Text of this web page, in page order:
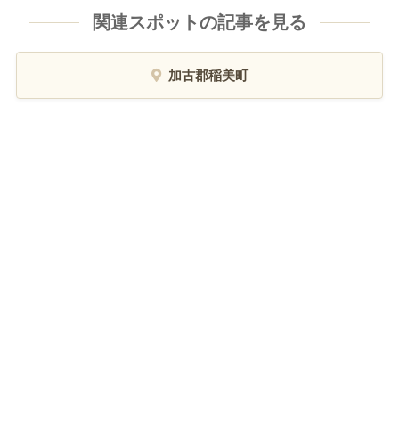
関連スポットの記事を見る
加古郡稲美町